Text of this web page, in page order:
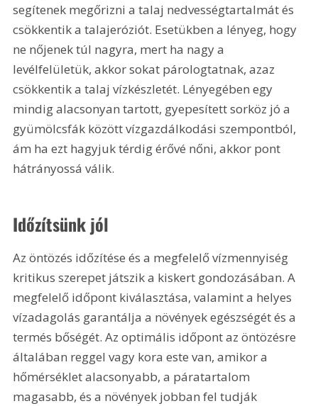
segítenek megőrizni a talaj nedvességtartalmát és
csökkentik a talajeróziót. Esetükben a lényeg, hogy
ne nőjenek túl nagyra, mert ha nagy a
levélfelületük, akkor sokat párologtatnak, azaz
csökkentik a talaj vízkészletét. Lényegében egy
mindig alacsonyan tartott, gyepesített sorköz jó a
gyümölcsfák között vízgazdálkodási szempontból,
ám ha ezt hagyjuk térdig érővé nőni, akkor pont
hátrányossá válik.
Időzítsünk jól
Az öntözés időzítése és a megfelelő vízmennyiség
kritikus szerepet játszik a kiskert gondozásában. A
megfelelő időpont kiválasztása, valamint a helyes
vízadagolás garantálja a növények egészségét és a
termés bőségét. Az optimális időpont az öntözésre
általában reggel vagy kora este van, amikor a
hőmérséklet alacsonyabb, a páratartalom
magasabb, és a növények jobban fel tudják